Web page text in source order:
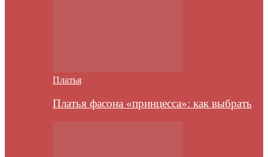
Платья
Платья фасона «принцесса»: как выбрать